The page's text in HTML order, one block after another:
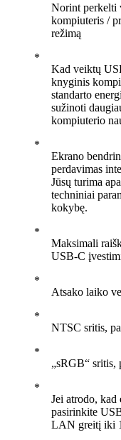
Norint perkelti
kompiuteris /
režimą
Kad veiktų
knyginis
standarto
sužinoti
kompiuterio
Ekrano
perdavimas
Jūsų turima
techniniai
kokybę.
Maksimali
USB-C
Atsako laiko
NTSC sritis,
„sRGB“ sritis,
Jei atrodo,
pasirinkite
LAN greitį iki